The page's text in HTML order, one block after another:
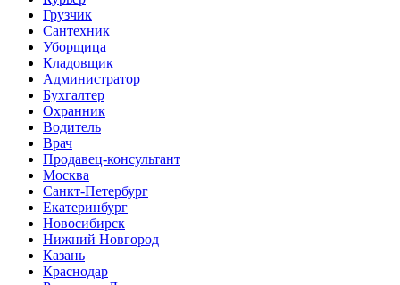
Грузчик
Сантехник
Уборщица
Кладовщик
Администратор
Бухгалтер
Охранник
Водитель
Врач
Продавец-консультант
Москва
Санкт-Петербург
Екатеринбург
Новосибирск
Нижний Новгород
Казань
Краснодар